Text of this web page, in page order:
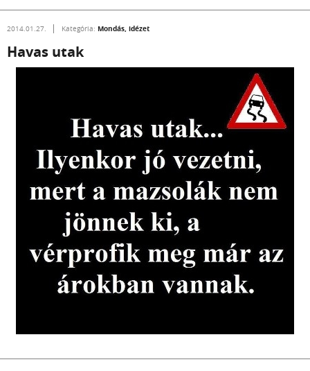
2014.01.27. Kategória: Mondás, idézet
Havas utak